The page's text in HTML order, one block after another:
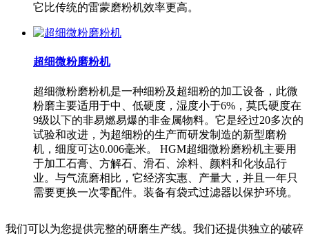
它比传统的雷蒙磨粉机效率更高。
超细微粉磨粉机
超细微粉磨粉机是一种细粉及超细粉的加工设备，此微
粉磨主要适用于中、低硬度，湿度小于6%，莫氏硬度在
9级以下的非易燃易爆的非金属物料。它是经过20多次的
试验和改进，为超细粉的生产而研发制造的新型磨粉
机，细度可达0.006毫米。 HGM超细微粉磨粉机主要用
于加工石膏、方解石、滑石、涂料、颜料和化妆品行
业。与气流磨相比，它经济实惠、产量大，并且一年只
需要更换一次零配件。装备有袋式过滤器以保护环境。
我们可以为您提供完整的研磨生产线。我们还提供独立的破碎